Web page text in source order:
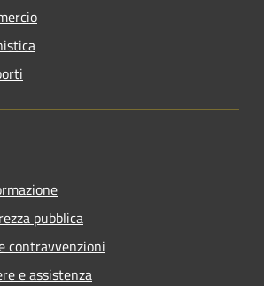
pubblica
contravvenzioni
e assistenza